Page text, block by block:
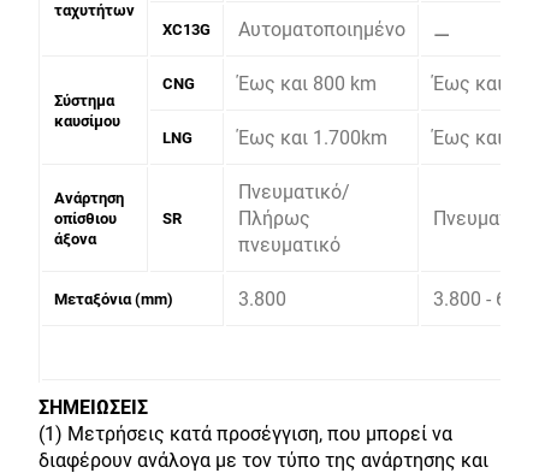
ταχυτήτων
XC13G Αυτοματοποιημένο ⚊
Σύστημα
καυσίμου
CNG Έως και 800 km Έως και
LNG Έως και 1.700km Έως και
Ανάρτηση
οπίσθιου
άξονα
SR
Πνευματικό/
Πλήρως
πνευματικό
Πνευματικό
Μεταξόνια (mm) 3.800 3.800 -
ΣΗΜΕΙΩΣΕΙΣ
(1) Μετρήσεις κατά προσέγγιση, που μπορεί να
διαφέρουν ανάλογα με τον τύπο της ανάρτησης και